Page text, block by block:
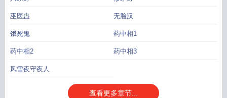
再能给你了。”江辞觉得自己一定是忘记过什么重要的东西。很重要很重要的东
西。————————————————————//咕咕想在新晋期间爬榜，各位
小剧场，每50个收藏/100个灌溉解锁一篇漫画小剧场！//微博ID：眠野0_o//此外
微博还有一些随机剧情插画掉落（非常随机非常看心情祝大家看文愉快！———
前。白鹭国本是一处繁荣安居之地，却在第十三位皇子降生当日，天生异象，从
竟无法将其处死。不知哪个妖道提议，将他封入阵中，以血祭天，日日以业火焚
巫医蛊 无脸汉
饿死鬼 药中相1
药中相2 药中相3
风雪夜守夜人
查看更多章节...